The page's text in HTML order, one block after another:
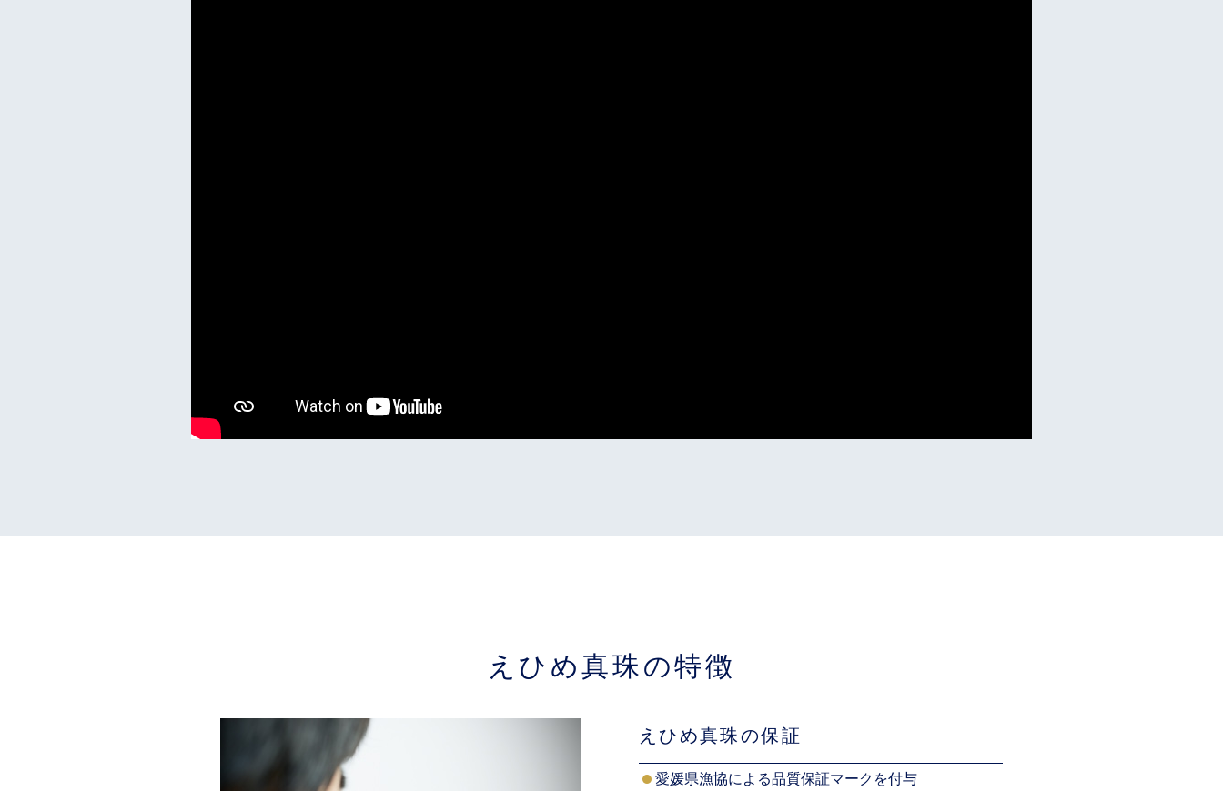
えひめ真珠の特徴
えひめ真珠の保証
愛媛県漁協による品質保証マークを付与